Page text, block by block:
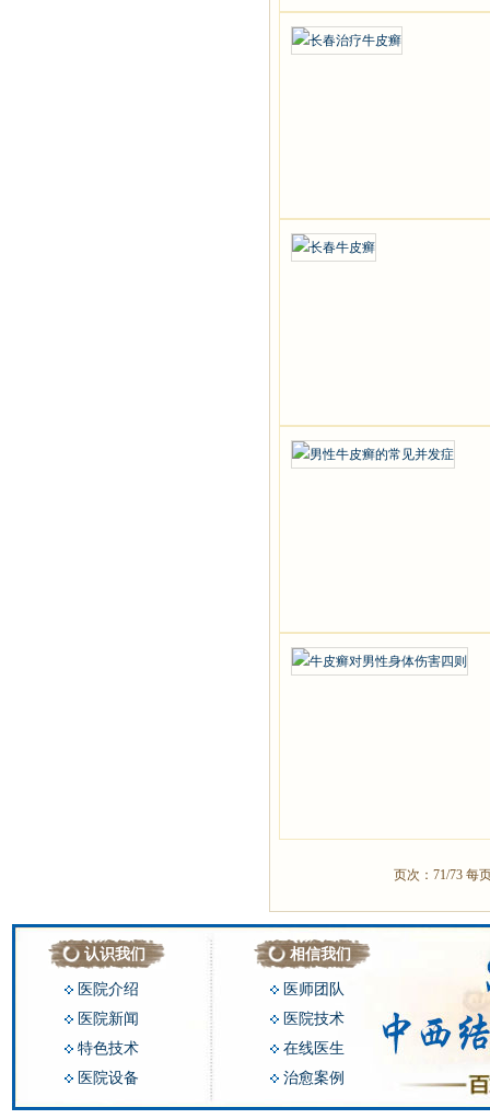
页次：71/73 每
认识我们
医院介绍
医院新闻
特色技术
医院设备
相信我们
医师团队
医院技术
在线医生
治愈案例